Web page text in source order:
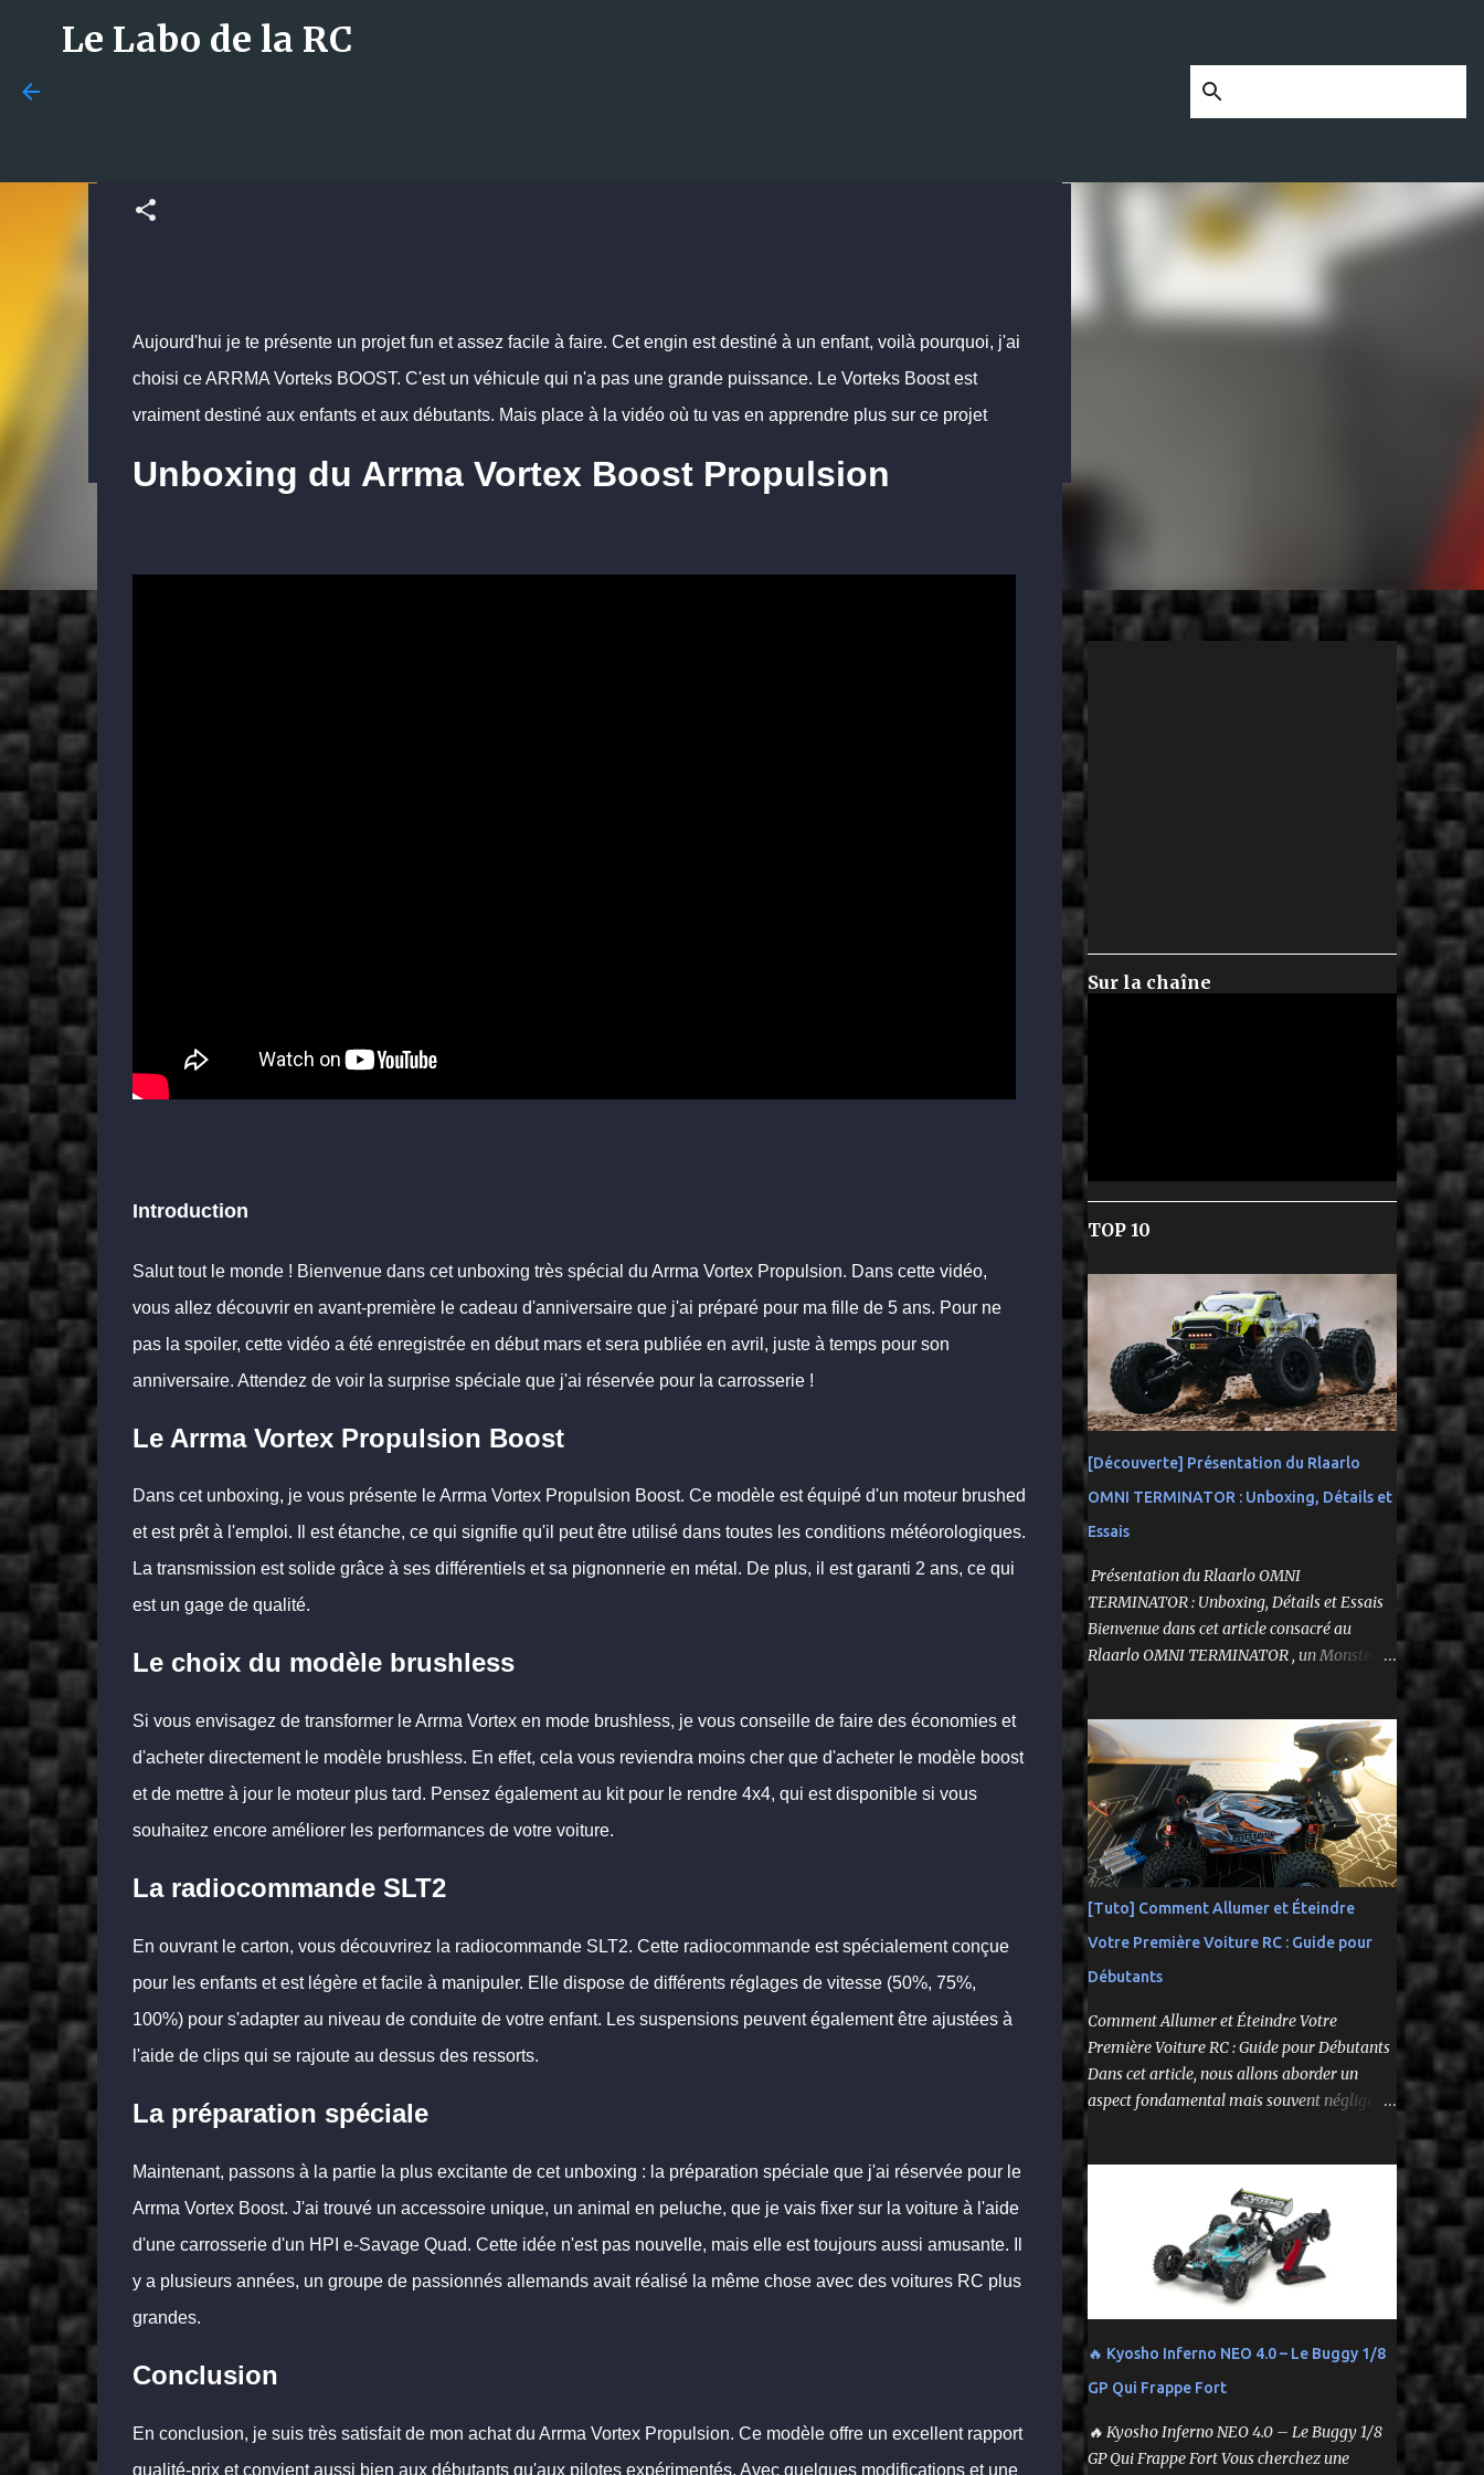
Le Labo de la RC
0
Aujourd'hui je te présente un projet fun et assez facile à faire. Cet engin est destiné à un enfant, voilà pourquoi, j'ai
choisi ce ARRMA Vorteks BOOST. C'est un véhicule qui n'a pas une grande puissance. Le Vorteks Boost est
vraiment destiné aux enfants et aux débutants. Mais place à la vidéo où tu vas en apprendre plus sur ce projet
Unboxing du Arrma Vortex Boost Propulsion
Introduction
Salut tout le monde ! Bienvenue dans cet unboxing très spécial du Arrma Vortex Propulsion. Dans cette vidéo,
vous allez découvrir en avant-première le cadeau d'anniversaire que j'ai préparé pour ma fille de 5 ans. Pour ne
pas la spoiler, cette vidéo a été enregistrée en début mars et sera publiée en avril, juste à temps pour son
anniversaire. Attendez de voir la surprise spéciale que j'ai réservée pour la carrosserie !
Le Arrma Vortex Propulsion Boost
Dans cet unboxing, je vous présente le Arrma Vortex Propulsion Boost. Ce modèle est équipé d'un moteur brushed
et est prêt à l'emploi. Il est étanche, ce qui signifie qu'il peut être utilisé dans toutes les conditions météorologiques.
La transmission est solide grâce à ses différentiels et sa pignonnerie en métal. De plus, il est garanti 2 ans, ce qui
est un gage de qualité.
Le choix du modèle brushless
Si vous envisagez de transformer le Arrma Vortex en mode brushless, je vous conseille de faire des économies et
d'acheter directement le modèle brushless. En effet, cela vous reviendra moins cher que d'acheter le modèle boost
et de mettre à jour le moteur plus tard. Pensez également au kit pour le rendre 4x4, qui est disponible si vous
souhaitez encore améliorer les performances de votre voiture.
La radiocommande SLT2
En ouvrant le carton, vous découvrirez la radiocommande SLT2. Cette radiocommande est spécialement conçue
pour les enfants et est légère et facile à manipuler. Elle dispose de différents réglages de vitesse (50%, 75%,
100%) pour s'adapter au niveau de conduite de votre enfant. Les suspensions peuvent également être ajustées à
l'aide de clips qui se rajoute au dessus des ressorts.
La préparation spéciale
Maintenant, passons à la partie la plus excitante de cet unboxing : la préparation spéciale que j'ai réservée pour le
Arrma Vortex Boost. J'ai trouvé un accessoire unique, un animal en peluche, que je vais fixer sur la voiture à l'aide
d'une carrosserie d'un HPI e-Savage Quad. Cette idée n'est pas nouvelle, mais elle est toujours aussi amusante. Il
y a plusieurs années, un groupe de passionnés allemands avait réalisé la même chose avec des voitures RC plus
grandes.
Conclusion
En conclusion, je suis très satisfait de mon achat du Arrma Vortex Propulsion. Ce modèle offre un excellent rapport
qualité-prix et convient aussi bien aux débutants qu'aux pilotes expérimentés. Avec quelques modifications et une
Sur la chaîne
TOP 10
[Découverte] Présentation du Rlaarlo
OMNI TERMINATOR : Unboxing, Détails et
Essais
Présentation du Rlaarlo OMNI
TERMINATOR : Unboxing, Détails et Essais
Bienvenue dans cet article consacré au
Rlaarlo OMNI TERMINATOR , un Monster
ses caractéristiques détaillées, les essais
pratiques, et bien sûr, une conclusion sur ses
performances et sa valeur. Ce modèle se
distingue par son prix attractif et ses
fonctionnalités intéressantes, et nous allons
examiner tout cela en profondeur. ---------
-------------------------------- Lien
affilié Aliexpress 👉​
https://s.click.aliexpress.com/e/_c3IM84VZ --
---------------------------------------
--
[Tuto] Comment Allumer et Éteindre
Votre Première Voiture RC : Guide pour
Débutants
Comment Allumer et Éteindre Votre
Première Voiture RC : Guide pour Débutants
Dans cet article, nous allons aborder un
aspect fondamental mais souvent négligé de
simple, mais une procédure incorrecte peut
entraîner des problèmes et gâcher votre
expérience. Suivez ces étapes pour vous
assurer que tout fonctionne sans accroc.
🔥 Kyosho Inferno NEO 4.0 – Le Buggy 1/8
GP Qui Frappe Fort
🔥 Kyosho Inferno NEO 4.0 – Le Buggy 1/8
GP Qui Frappe Fort Vous cherchez une